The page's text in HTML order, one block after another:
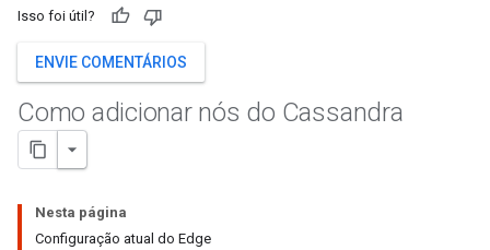
Isso foi útil?
ENVIE COMENTÁRIOS
Como adicionar nós do Cassandra
Nesta página
Configuração atual do Edge